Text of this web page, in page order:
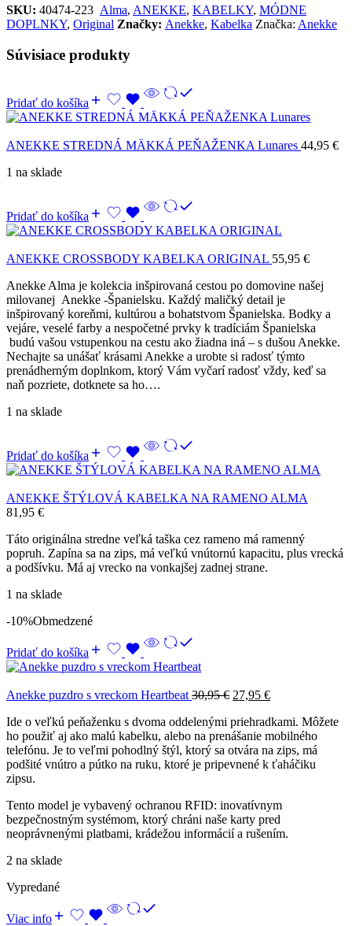
SKU: 40474-223 Alma, ANEKKE, KABELKY, MÓDNE
DOPLNKY, Original Značky: Anekke, Kabelka Značka: Anekke
Súvisiace produkty
Pridať do košíka
ANEKKE STREDNÁ MÄKKÁ PEŇAŽENKA Lunares 44,95 €
1 na sklade
Pridať do košíka
ANEKKE CROSSBODY KABELKA ORIGINAL 55,95 €
Anekke Alma je kolekcia inšpirovaná cestou po domovine našej
milovanej Anekke -Španielsku. Každý maličký detail je
inšpirovaný koreňmi, kultúrou a bohatstvom Španielska. Bodky a
vejáre, veselé farby a nespočetné prvky k tradíciám Španielska
budú vašou vstupenkou na cestu ako žiadna iná – s dušou Anekke.
Nechajte sa unášať krásami Anekke a urobte si radosť týmto
prenádherným doplnkom, ktorý Vám vyčarí radosť vždy, keď sa
naň pozriete, dotknete sa ho….
1 na sklade
Pridať do košíka
ANEKKE ŠTÝLOVÁ KABELKA NA RAMENO ALMA
81,95 €
Táto originálna stredne veľká taška cez rameno má ramenný
popruh. Zapína sa na zips, má veľkú vnútornú kapacitu, plus vrecká
a podšívku. Má aj vrecko na vonkajšej zadnej strane.
1 na sklade
-10%Obmedzené
Pridať do košíka
Anekke puzdro s vreckom Heartbeat 30,95€ 27,95 €
Ide o veľkú peňaženku s dvoma oddelenými priehradkami. Môžete
ho použiť aj ako malú kabelku, alebo na prenášanie mobilného
telefónu. Je to veľmi pohodlný štýl, ktorý sa otvára na zips, má
podšité vnútro a pútko na ruku, ktoré je pripevnené k ťaháčiku
zipsu.
Tento model je vybavený ochranou RFID: inovatívnym
bezpečnostným systémom, ktorý chráni naše karty pred
neoprávnenými platbami, krádežou informácií a rušením.
2 na sklade
Vypredané
Viac info